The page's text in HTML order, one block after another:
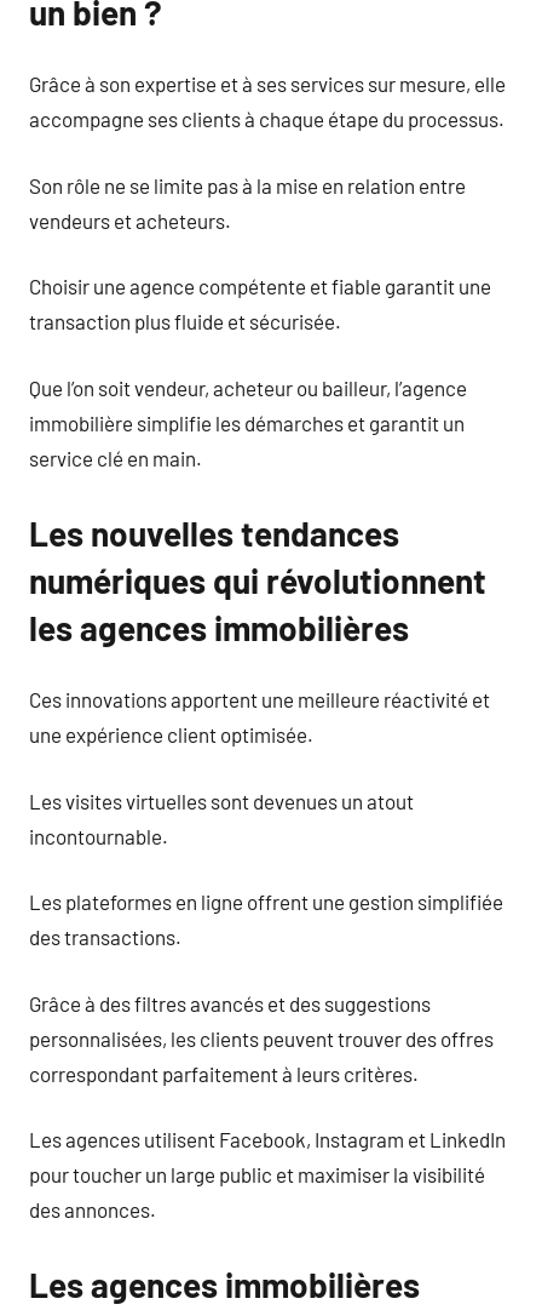
un bien ?
Grâce à son expertise et à ses services sur mesure, elle
accompagne ses clients à chaque étape du processus.
Son rôle ne se limite pas à la mise en relation entre
vendeurs et acheteurs.
Choisir une agence compétente et fiable garantit une
transaction plus fluide et sécurisée.
Que l’on soit vendeur, acheteur ou bailleur, l’agence
immobilière simplifie les démarches et garantit un
service clé en main.
Les nouvelles tendances
numériques qui révolutionnent
les agences immobilières
Ces innovations apportent une meilleure réactivité et
une expérience client optimisée.
Les visites virtuelles sont devenues un atout
incontournable.
Les plateformes en ligne offrent une gestion simplifiée
des transactions.
Grâce à des filtres avancés et des suggestions
personnalisées, les clients peuvent trouver des offres
correspondant parfaitement à leurs critères.
Les agences utilisent Facebook, Instagram et LinkedIn
pour toucher un large public et maximiser la visibilité
des annonces.
Les agences immobilières